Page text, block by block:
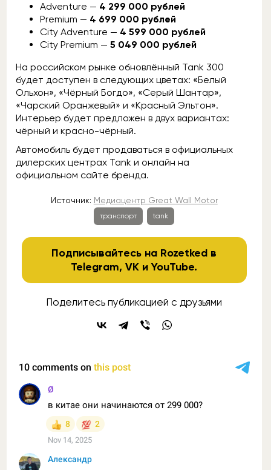
Adventure — 4 299 000 рублей
Premium — 4 699 000 рублей
City Adventure — 4 599 000 рублей
City Premium — 5 049 000 рублей
На российском рынке обновлённый Tank 300
будет доступен в следующих цветах: «Белый
Ольхон», «Чёрный Богдо», «Серый Шантар»,
«Чарский Оранжевый» и «Красный Эльтон».
Интерьер будет предложен в двух вариантах:
чёрный и красно-чёрный.
Автомобиль будет продаваться в официальных
дилерских центрах Tank и онлайн на
официальном сайте бренда.
Источник: Медиацентр Great Wall Motor
транспорт tank
Подписывайтесь на Rozetked в
Telegram,VK иYouTube.
Поделитесь публикацией с друзьями